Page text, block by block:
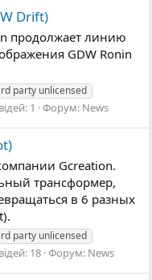
Drift)
продолжает линию
GDW Ronin
party unlicensed
1 Форум: News
Gcreation.
трансформер,
в 6 разных
party unlicensed
18 Форум: News